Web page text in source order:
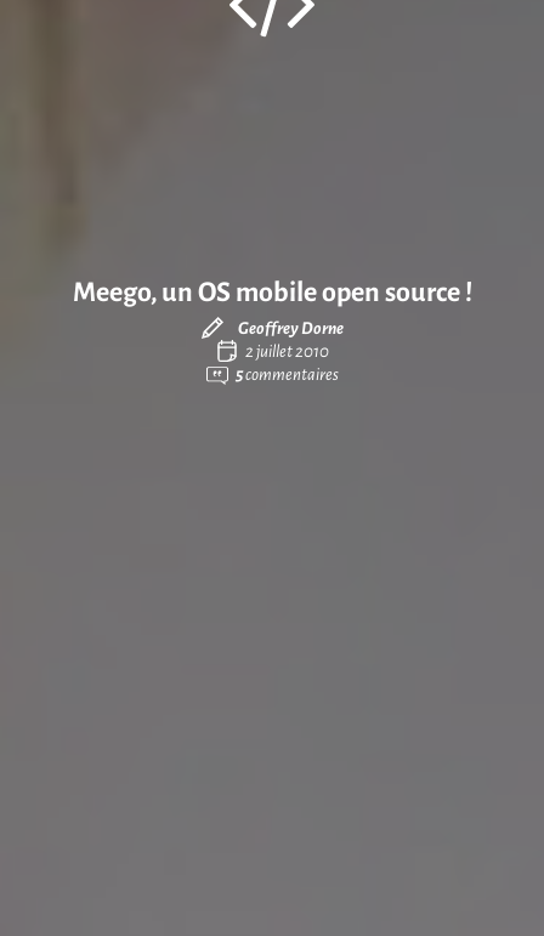
Meego, un OS mobile open source !
Geoffrey Dorne
2 juillet 2010
5commentaires